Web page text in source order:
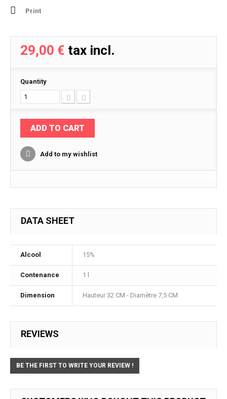
Print
29,00 € tax incl.
Quantity
ADD TO CART
Add to my wishlist
DATA SHEET
Alcool 15%
Contenance 1 l
Dimension Hauteur 32 CM - Diamètre 7,5 CM
REVIEWS
BE THE FIRST TO WRITE YOUR REVIEW !